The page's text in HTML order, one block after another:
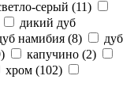
серый (11)
дикий дуб
намибия (8)
дуб
) капучино (2)
хром (102)